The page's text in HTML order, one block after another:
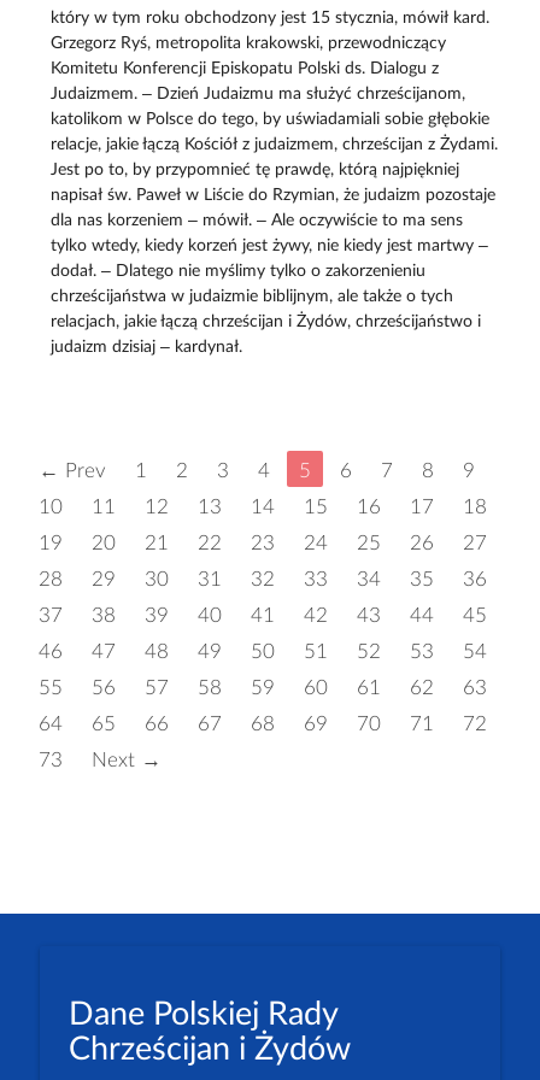
który w tym roku obchodzony jest 15 stycznia, mówił kard.
Grzegorz Ryś, metropolita krakowski, przewodniczący
Komitetu Konferencji Episkopatu Polski ds. Dialogu z
Judaizmem. – Dzień Judaizmu ma służyć chrześcijanom,
katolikom w Polsce do tego, by uświadamiali sobie głębokie
relacje, jakie łączą Kościół z judaizmem, chrześcijan z Żydami.
Jest po to, by przypomnieć tę prawdę, którą najpiękniej
napisał św. Paweł w Liście do Rzymian, że judaizm pozostaje
dla nas korzeniem – mówił. – Ale oczywiście to ma sens
tylko wtedy, kiedy korzeń jest żywy, nie kiedy jest martwy –
dodał. – Dlatego nie myślimy tylko o zakorzenieniu
chrześcijaństwa w judaizmie biblijnym, ale także o tych
relacjach, jakie łączą chrześcijan i Żydów, chrześcijaństwo i
judaizm dzisiaj – kardynał.
← Prev 1 2 3 4 5 6 7 8
9
10
11 12 13 14 15 16 17
18
19
20 21 22 23 24 25 26
27
28
29 30 31 32 33 34 35
36
37
38 39 40 41 42 43 44
45
46
47 48 49 50 51 52 53
54
55
56 57 58 59 60 61 62
63
64
65 66 67 68 69 70 71
72
73
Next →
Dane Polskiej Rady
Chrześcijan i Żydów